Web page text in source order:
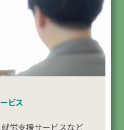
ビス
労支援サービスなど